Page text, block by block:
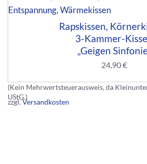
Rapskissen,
3-Kammer-
„Geigen
24,90€
(Kein Mehrwertsteuerausweis, da
UStG.)
zzgl.Versandkosten